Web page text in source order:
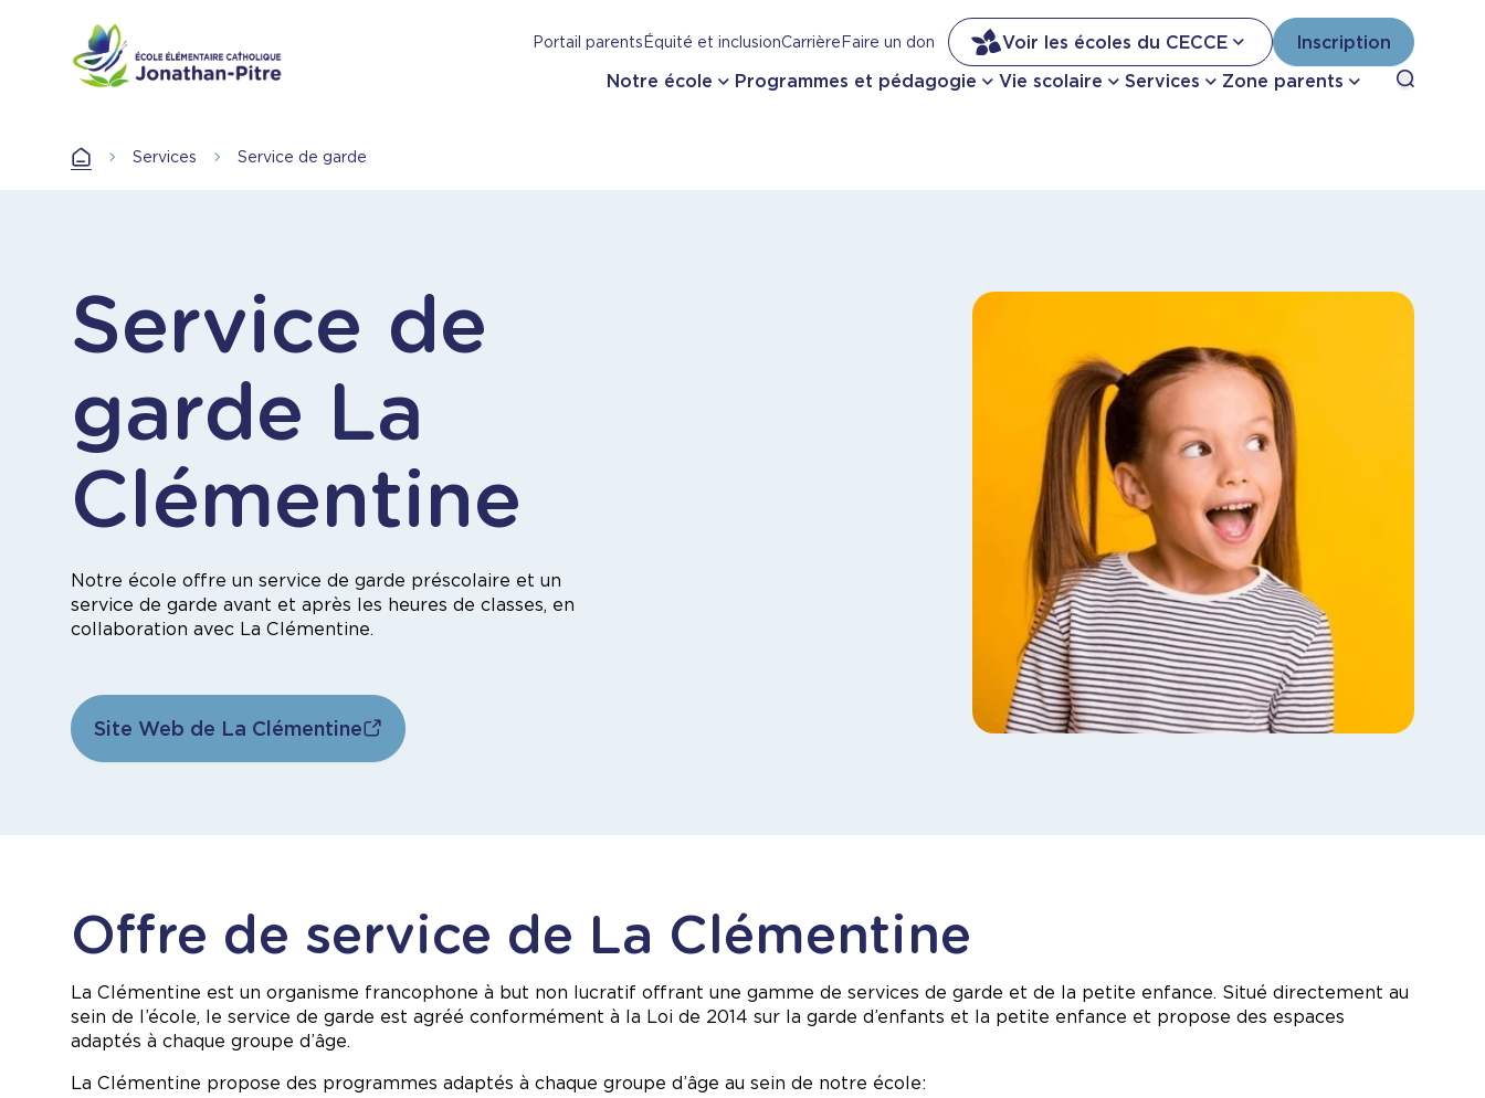
Portail parentsÉquité et inclusionCarrièreFaire un don Voir les écoles du CECCE Inscription
Notre école Programmes et pédagogie Vie scolaire Services Zone parents Open
AccueilServices Service de garde
Service de
garde La
Clémentine
Notre école offre un service de garde préscolaire et un
service de garde avant et après les heures de classes, en
collaboration avec La Clémentine.
Site Web de La Clémentine
Offre de service de La Clémentine
La Clémentine est un organisme francophone à but non lucratif offrant une gamme de services de garde et de la petite enfance. Situé directement au
sein de l’école, le service de garde est agréé conformément à la Loi de 2014 sur la garde d’enfants et la petite enfance et propose des espaces
adaptés à chaque groupe d’âge.
La Clémentine propose des programmes adaptés à chaque groupe d’âge au sein de notre école: